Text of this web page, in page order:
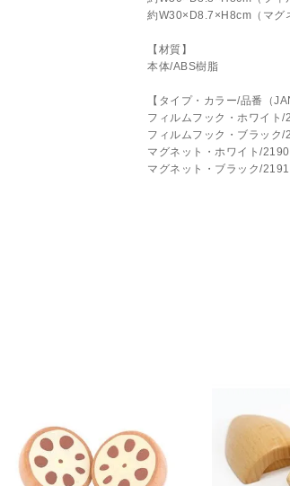
約W30×D8.7×H8cm（マグ
【材質】
本体/ABS樹脂
【タイプ・カラー/品番（
フィルムフック・ホワイト
フィルムフック・ブラック
マグネット・ホワイト/
マグネット・ブラック/